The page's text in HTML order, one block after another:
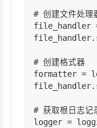
# 创建文件处理
file_handler
# 创建格式器
formatter =
# 获取根日志记
logger =